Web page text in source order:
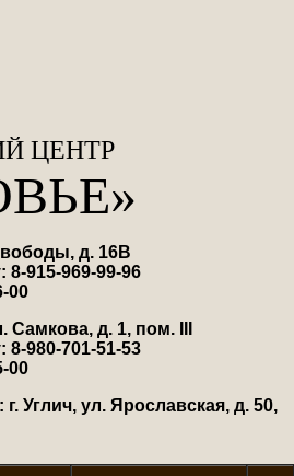
ЦЕНТР
д. 16В
915-969-99-96
00
д. 1, пом. III
980-701-51-53
00
Углич, ул. Ярославская, д. 50,